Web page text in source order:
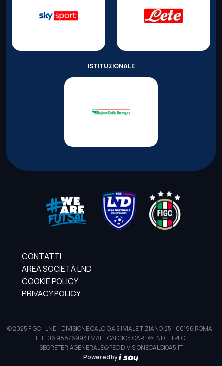
ISTITUZIONALE
CONTATTI
AREA SOCIETÀ LND
COOKIE POLICY
PRIVACY POLICY
© 2025 FIGC - LND - DIVISIONE CALCIO A 5 | VIALE TIZIANO, 25 - 00196 ROMA |
TEL. 06.98876993 | MAIL: CALCIO5.GARE@LND.IT | PEC:
SEGRETERIAGENERALE@PEC.DIVISIONECALCIOA5.IT
Powered by